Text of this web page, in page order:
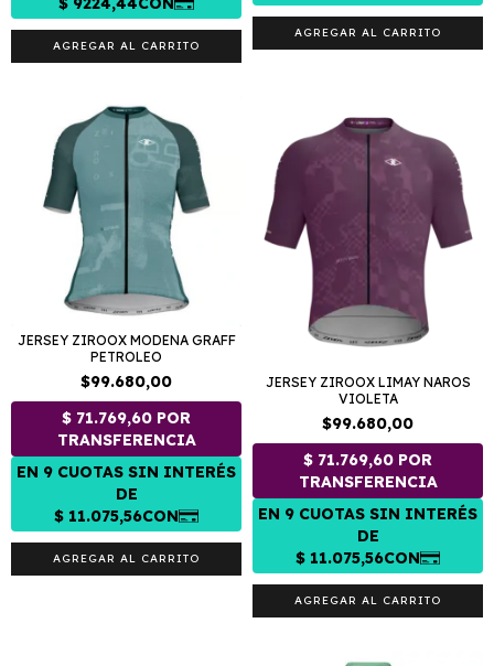
AGREGAR AL CARRITO
AGREGAR AL CARRITO
JERSEY ZIROOX MODENA GRAFF
PETROLEO
$99.680,00
AGREGAR AL CARRITO
JERSEY ZIROOX LIMAY NAROS
VIOLETA
$99.680,00
AGREGAR AL CARRITO